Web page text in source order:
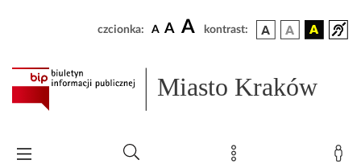
czcionka: A A A kontrast:
Miasto Kraków